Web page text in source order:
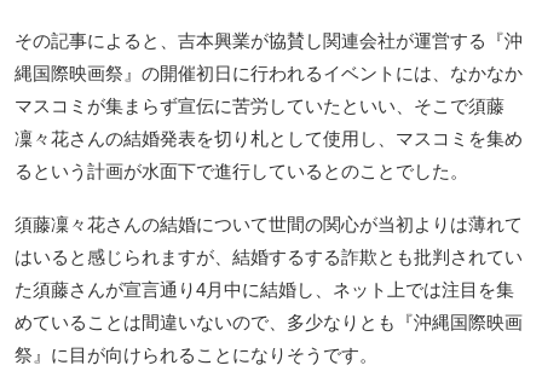
その記事によると、吉本興業が協賛し関連会社が運営する『沖
縄国際映画祭』の開催初日に行われるイベントには、なかなか
マスコミが集まらず宣伝に苦労していたといい、そこで須藤
凜々花さんの結婚発表を切り札として使用し、マスコミを集め
るという計画が水面下で進行しているとのことでした。
須藤凜々花さんの結婚について世間の関心が当初よりは薄れて
はいると感じられますが、結婚するする詐欺とも批判されてい
た須藤さんが宣言通り4月中に結婚し、ネット上では注目を集
めていることは間違いないので、多少なりとも『沖縄国際映画
祭』に目が向けられることになりそうです。